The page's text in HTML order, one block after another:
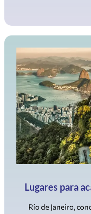
Lugares para
Río de Janeiro,